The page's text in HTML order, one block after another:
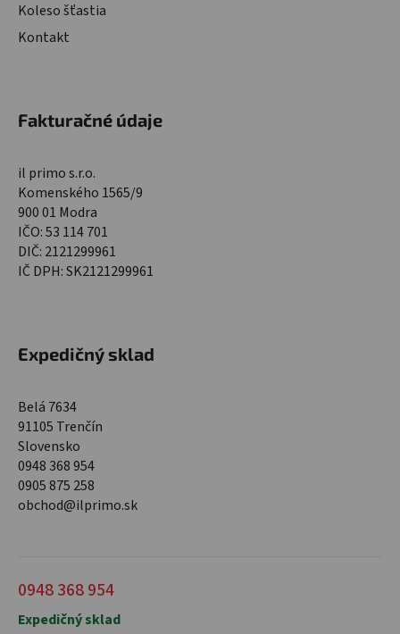
Koleso šťastia
Kontakt
Fakturačné údaje
il primo s.r.o.
Komenského 1565/9
900 01 Modra
IČO: 53 114 701
DIČ: 2121299961
IČ DPH: SK2121299961
Expedičný sklad
Belá 7634
91105 Trenčín
Slovensko
0948 368 954
0905 875 258
obchod@ilprimo.sk
0948 368 954
Expedičný sklad